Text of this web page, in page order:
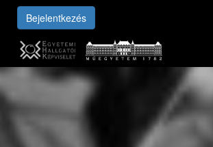
Bejelentkezés